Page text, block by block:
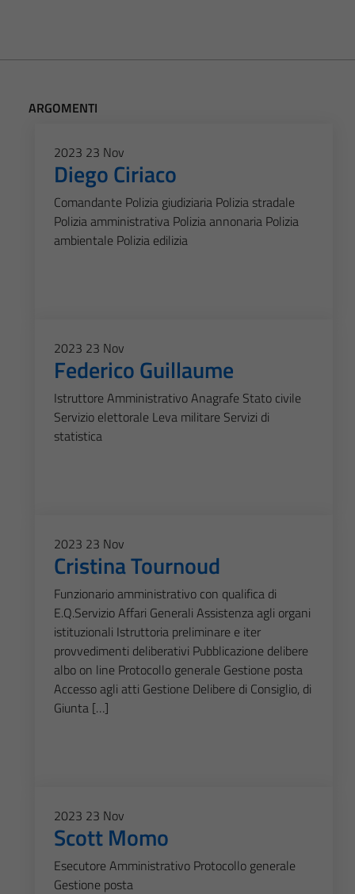
ARGOMENTI
2023 23 Nov
Diego Ciriaco
Comandante Polizia giudiziaria Polizia stradale
Polizia amministrativa Polizia annonaria Polizia
ambientale Polizia edilizia
2023 23 Nov
Federico Guillaume
Istruttore Amministrativo Anagrafe Stato civile
Servizio elettorale Leva militare Servizi di
statistica
2023 23 Nov
Cristina Tournoud
Funzionario amministrativo con qualifica di
E.Q.Servizio Affari Generali Assistenza agli organi
istituzionali Istruttoria preliminare e iter
provvedimenti deliberativi Pubblicazione delibere
albo on line Protocollo generale Gestione posta
Accesso agli atti Gestione Delibere di Consiglio, di
Giunta […]
2023 23 Nov
Scott Momo
Esecutore Amministrativo Protocollo generale
Gestione posta